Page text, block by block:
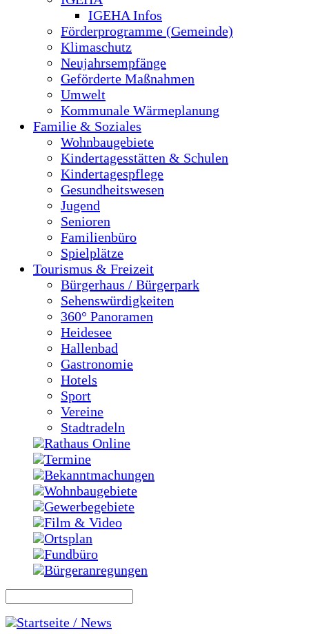
IGEHA Infos
Förderprogramme (Gemeinde)
Klimaschutz
Neujahrsempfänge
Geförderte Maßnahmen
Umwelt
Kommunale Wärmeplanung
Familie & Soziales
Wohnbaugebiete
Kindertagesstätten & Schulen
Kindertagespflege
Gesundheitswesen
Jugend
Senioren
Familienbüro
Spielplätze
Tourismus & Freizeit
Bürgerhaus / Bürgerpark
Sehenswürdigkeiten
360° Panoramen
Heidesee
Hallenbad
Gastronomie
Hotels
Sport
Vereine
Stadtradeln
Rathaus Online
Termine
Bekanntmachungen
Wohnbaugebiete
Gewerbegebiete
Film & Video
Ortsplan
Fundbüro
Bürgeranregungen
Startseite / News